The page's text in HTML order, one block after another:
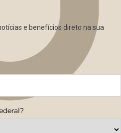
e benefícios direto na sua